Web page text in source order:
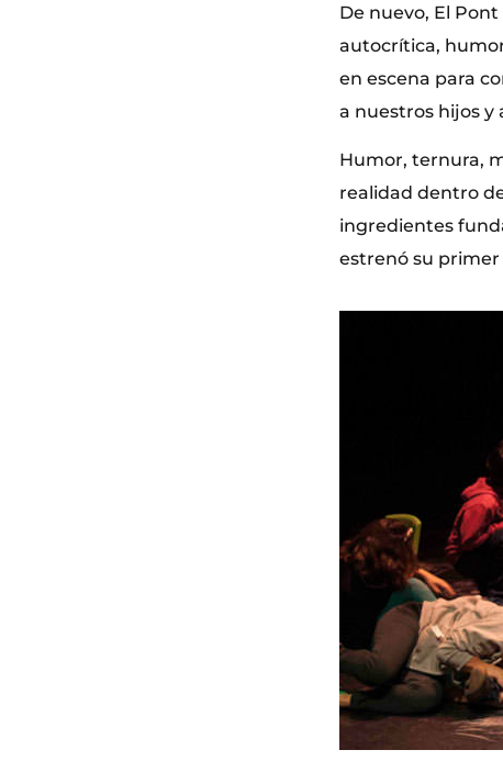
De nuevo, El
autocrítica,
en escena para
a nuestros hijos y
Humor, ternura,
realidad dentro
ingredientes
estrenó su